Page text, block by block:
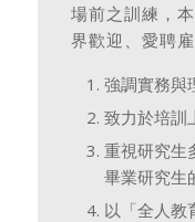
場前之訓練，
界歡迎、愛聘
強調實務與
致力於培訓
重視研究生
畢業研究生
以「全人教